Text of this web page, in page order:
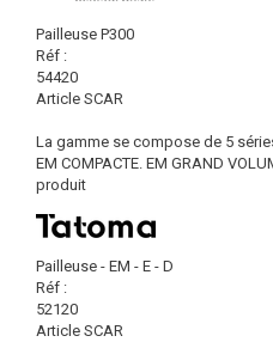
Pailleuse P300
Réf :
54420
Article SCAR
La gamme se compose de 5
EM COMPACTE. EM GRAND
produit
Pailleuse - EM - E - D
Réf :
52120
Article SCAR